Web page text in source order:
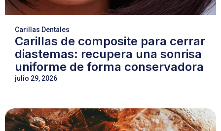
Carillas Dentales
Carillas de composite para cerrar
diastemas: recupera una sonrisa
uniforme de forma conservadora
julio 29, 2026